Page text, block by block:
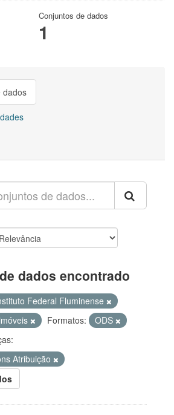
Conjuntos de dados
1
dados
dados encontrado
Federal Fluminense
Formatos:
ODS
Atribuição